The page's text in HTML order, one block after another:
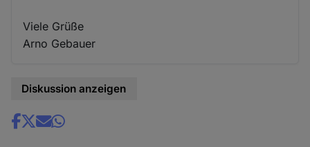
Viele Grüße
Arno Gebauer
Diskussion anzeigen
Share